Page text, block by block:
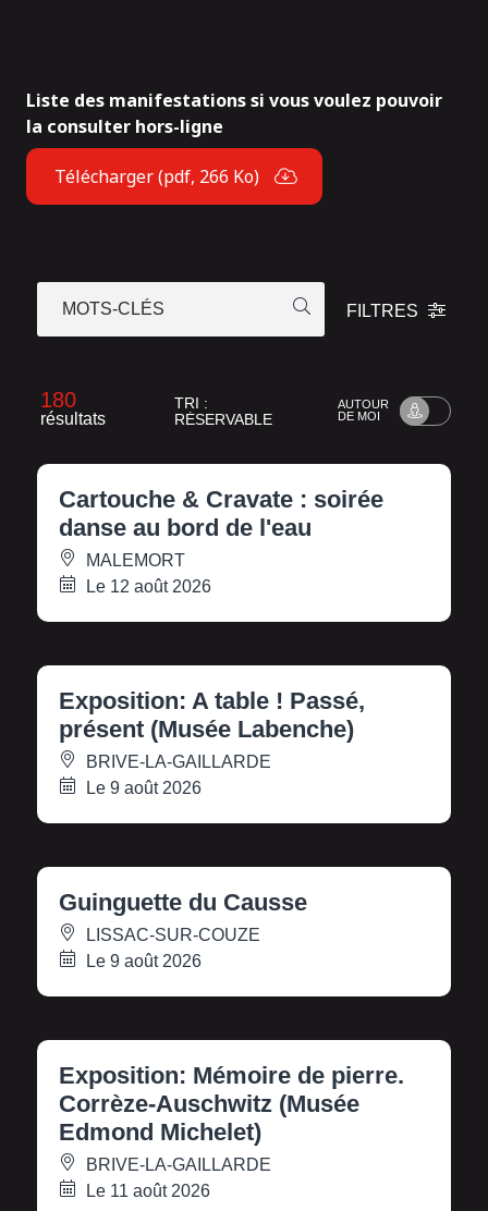
Liste des manifestations si vous voulez pouvoir
la consulter hors-ligne
Télécharger (pdf, 266 Ko)
MOTS-CLÉS FILTRES
180
résultats
TRI :
RÉSERVABLE
AUTOUR
DE MOI
Cartouche & Cravate : soirée
danse au bord de l'eau
MALEMORT
Le 12 août 2026
Exposition: A table ! Passé,
présent (Musée Labenche)
BRIVE-LA-GAILLARDE
Le 9 août 2026
Guinguette du Causse
LISSAC-SUR-COUZE
Le 9 août 2026
Exposition: Mémoire de pierre.
Corrèze-Auschwitz (Musée
Edmond Michelet)
BRIVE-LA-GAILLARDE
Le 11 août 2026